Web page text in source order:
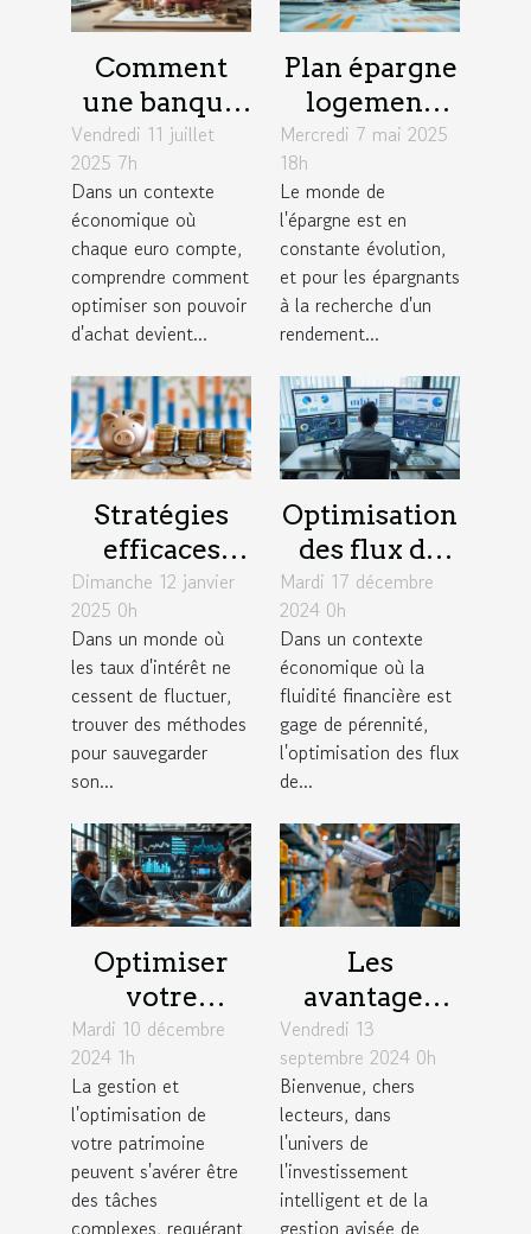
Comment
une banque
mutualiste
renforce-t-
elle votre
pouvoir
d'achat ?
Vendredi 11 juillet
2025 7h
Dans un contexte
économique où
chaque euro compte,
comprendre comment
optimiser son pouvoir
d'achat devient...
Plan épargne
logement
évolution et
perspectives
pour les
épargnants
en quête de
rendement
Mercredi 7 mai 2025
18h
Le monde de
l'épargne est en
constante évolution,
et pour les épargnants
à la recherche d'un
rendement...
Stratégies
efficaces
pour une
épargne
optimisée en
période de
taux
fluctuants
Dimanche 12 janvier
2025 0h
Dans un monde où
les taux d'intérêt ne
cessent de fluctuer,
trouver des méthodes
pour sauvegarder
son...
Optimisation
des flux de
trésorerie
pour une
gestion
financière
efficace
Mardi 17 décembre
2024 0h
Dans un contexte
économique où la
fluidité financière est
gage de pérennité,
l'optimisation des flux
de...
Optimiser
votre
patrimoine :
stratégies et
conseils
d'experts en
gestion
Mardi 10 décembre
2024 1h
La gestion et
l'optimisation de
votre patrimoine
peuvent s'avérer être
des tâches
complexes, requérant
Les
avantages
d'utiliser
votre
épargne pour
acheter des
matériaux de
construction
Vendredi 13
septembre 2024 0h
Bienvenue, chers
lecteurs, dans
l'univers de
l'investissement
intelligent et de la
gestion avisée de